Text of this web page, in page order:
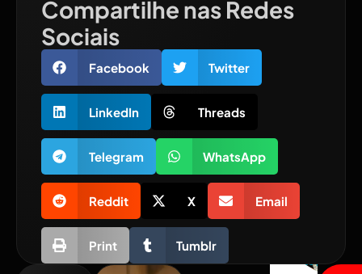
Compartilhe nas Redes
Sociais
Facebook Twitter
LinkedIn Threads
Telegram WhatsApp
Reddit X Email
Print Tumblr